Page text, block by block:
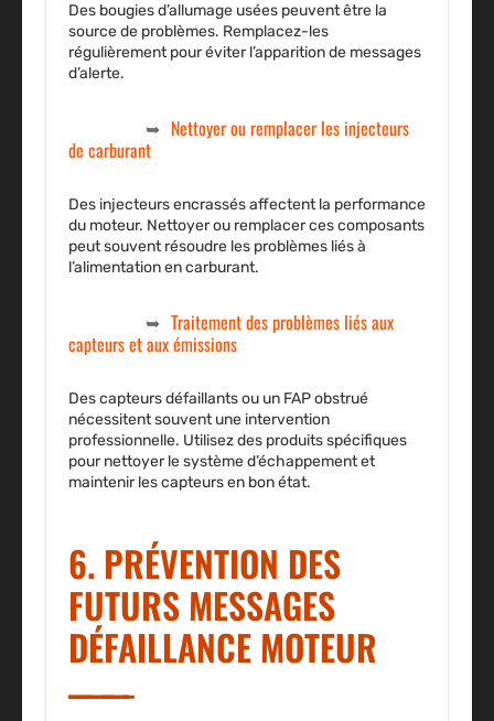
Des bougies d’allumage usées peuvent être la
source de problèmes. Remplacez-les
régulièrement pour éviter l’apparition de messages
d’alerte.
Nettoyer ou remplacer les injecteurs
de carburant
Des injecteurs encrassés affectent la performance
du moteur. Nettoyer ou remplacer ces composants
peut souvent résoudre les problèmes liés à
l’alimentation en carburant.
Traitement des problèmes liés aux
capteurs et aux émissions
Des capteurs défaillants ou un FAP obstrué
nécessitent souvent une intervention
professionnelle. Utilisez des produits spécifiques
pour nettoyer le système d’échappement et
maintenir les capteurs en bon état.
6. PRÉVENTION DES
FUTURS MESSAGES
DÉFAILLANCE MOTEUR